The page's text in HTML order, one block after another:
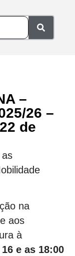
–
26 –
de
as
na
aos
à
e as 18:00